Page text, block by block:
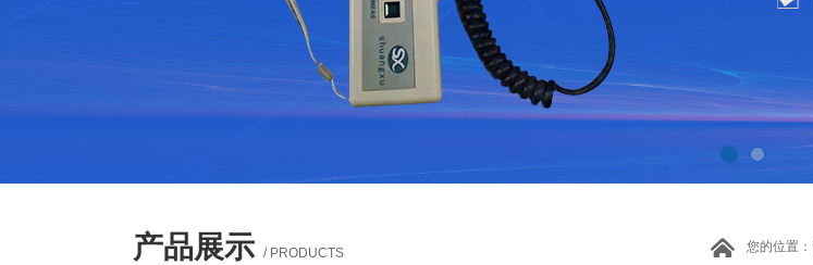
产品展示 / PRODUCTS 您的位置：